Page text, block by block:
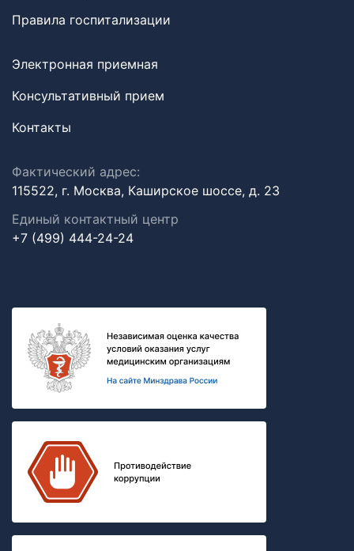
Правила госпитализации
Электронная приемная
Консультативный прием
Контакты
Фактический адрес:
115522, г. Москва, Каширское шоссе, д. 23
Единый контактный центр
+7 (499) 444-24-24